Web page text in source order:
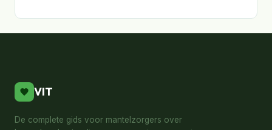
VIT
De complete gids voor mantelzorgers over